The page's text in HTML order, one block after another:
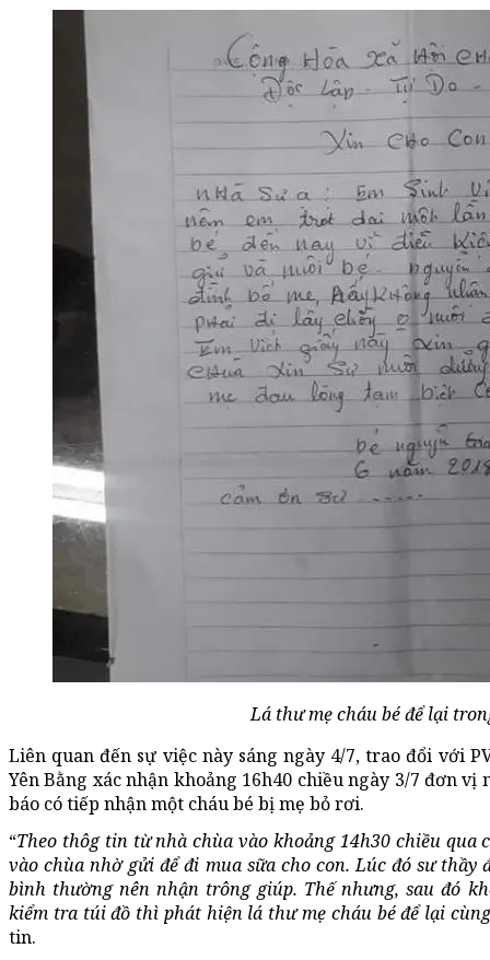
Lá thư mẹ cháu bé để lại
Liên quan đến sự việc này sáng ngày 4/7, trao đổi với
Yên Bằng xác nhận khoảng 16h40 chiều ngày 3/7 đơn
báo có tiếp nhận một cháu bé bị mẹ bỏ rơi.
“Theo thôg tin từ nhà chùa vào khoảng 14h30 chiều qua
vào chùa nhờ gửi để đi mua sữa cho con. Lúc đó sư
bình thường nên nhận trông giúp. Thế nhưng, sau đó
kiểm tra túi đồ thì phát hiện lá thư mẹ cháu bé để lại
tin.